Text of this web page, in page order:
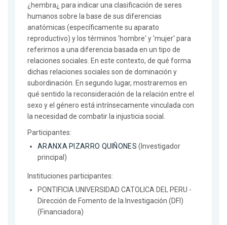
¿hembra¿ para indicar una clasificación de seres
humanos sobre la base de sus diferencias
anatómicas (específicamente su aparato
reproductivo) y los términos 'hombre' y 'mujer' para
referirnos a una diferencia basada en un tipo de
relaciones sociales. En este contexto, de qué forma
dichas relaciones sociales son de dominación y
subordinación. En segundo lugar, mostraremos en
qué sentido la reconsideración de la relación entre el
sexo y el género está intrínsecamente vinculada con
la necesidad de combatir la injusticia social.
Participantes:
ARANXA PIZARRO QUIÑONES (Investigador
principal)
Instituciones participantes:
PONTIFICIA UNIVERSIDAD CATOLICA DEL PERU -
Dirección de Fomento de la Investigación (DFI)
(Financiadora)